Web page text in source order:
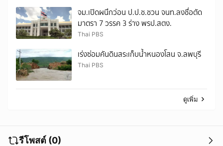
จม.เปิดผนึกว่อน ป.ป.ช.ชวน จนท.ลงชื่อตัด
มาตรา 7 วรรค 3 ร่าง พรป.สตง.
Thai PBS
เร่งซ่อมคันดินสระเก็บน้ำหนองโสน จ.ลพบุรี
Thai PBS
ดูเพิ่ม
รีโพสต์ (0)